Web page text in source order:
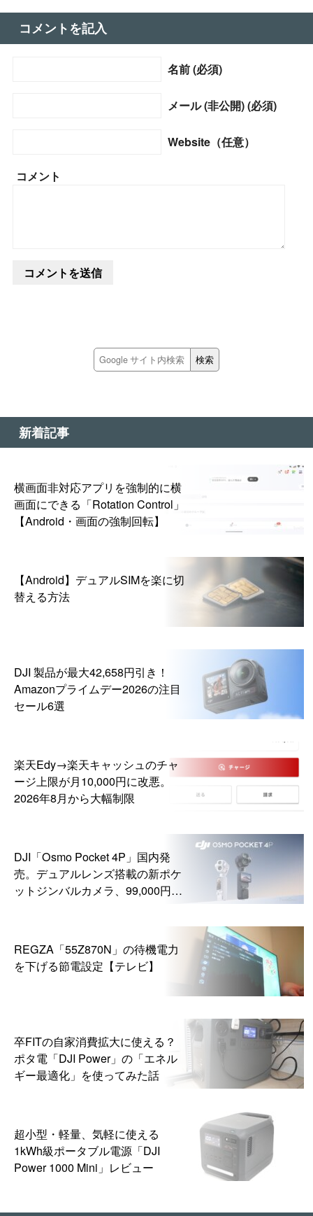
コメントを記入
名前 (必須)
メール (非公開) (必須)
Website（任意）
コメント
新着記事
横画面非対応アプリを強制的に横
画面にできる「Rotation Control」
【Android・画面の強制回転】
【Android】デュアルSIMを楽に切
替える方法
DJI 製品が最大42,658円引き！
Amazonプライムデー2026の注目
セール6選
楽天Edy→楽天キャッシュのチャ
ージ上限が月10,000円に改悪。
2026年8月から大幅制限
DJI「Osmo Pocket 4P」国内発
売。デュアルレンズ搭載の新ポケ
ットジンバルカメラ、99,000円か
REGZA「55Z870N」の待機電力
を下げる節電設定【テレビ】
卒FITの自家消費拡大に使える？
ポタ電「DJI Power」の「エネル
ギー最適化」を使ってみた話
超小型・軽量、気軽に使える
1kWh級ポータブル電源「DJI
Power 1000 Mini」レビュー